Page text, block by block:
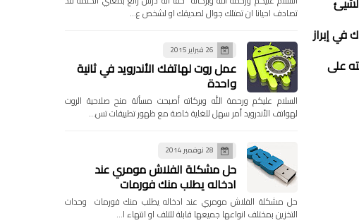
في إبراز
على
تصادف احيانا ان تمتلك جوال لصديقك او لشخص ع…
26 فبراير 2015
عمل روت لهاتفك الأندرويد في ثانية
واحدة
السلام عليكم ورحمة الله وبركاته أصبحت مسألة منح صلاحية الروت
لهواتف الأندرويد أمر سهل للغاية خاصة مع ظهور تطبيقات تس…
28 نوفمبر 2014
حل مشكلة الفلاش مومري عند
ادخاله يطلب منك فورمات
حل مشكلة الفلاش مومري عند ادخاله يطلب منك فورمات وحدات
التخزين بمختلف انواعها جميعها قابلة للتلف او انتهاء ا…